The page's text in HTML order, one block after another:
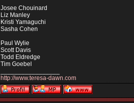
Josee Chouinard
Liz Manley
Kristi Yamaguchi
Sasha Cohen
Paul Wylie
Scott Davis
Todd Eldredge
Tim Goebel
_________________
http://www.teresa-dawn.com